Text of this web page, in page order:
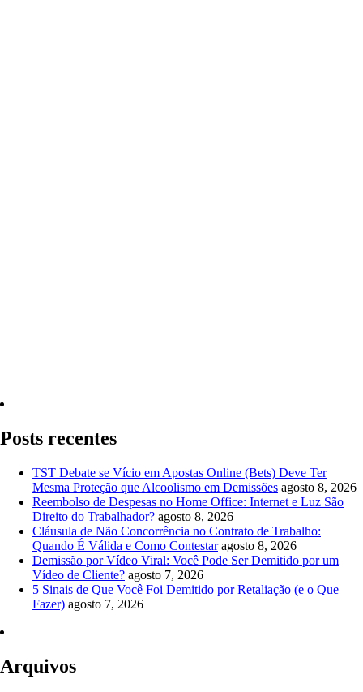
Posts recentes
TST Debate se Vício em Apostas Online (Bets) Deve Ter
Mesma Proteção que Alcoolismo em Demissões agosto 8, 2026
Reembolso de Despesas no Home Office: Internet e Luz São
Direito do Trabalhador? agosto 8, 2026
Cláusula de Não Concorrência no Contrato de Trabalho:
Quando É Válida e Como Contestar agosto 8, 2026
Demissão por Vídeo Viral: Você Pode Ser Demitido por um
Vídeo de Cliente? agosto 7, 2026
5 Sinais de Que Você Foi Demitido por Retaliação (e o Que
Fazer) agosto 7, 2026
Arquivos